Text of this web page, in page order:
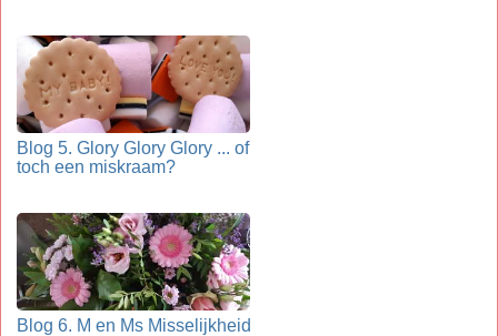
Blog 5. Glory Glory Glory ... of
toch een miskraam?
Blog 6. M en Ms Misselijkheid